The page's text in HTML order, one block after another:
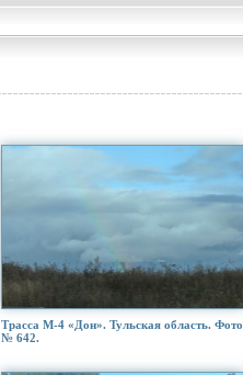
Трасса М-4 «Дон». Тульская область. Фото
№ 642.